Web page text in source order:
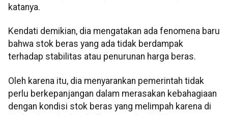
katanya.
Kendati demikian, dia mengatakan ada fenomena baru
bahwa stok beras yang ada tidak berdampak
terhadap stabilitas atau penurunan harga beras.
Oleh karena itu, dia menyarankan pemerintah tidak
perlu berkepanjangan dalam merasakan kebahagiaan
dengan kondisi stok beras yang melimpah karena di